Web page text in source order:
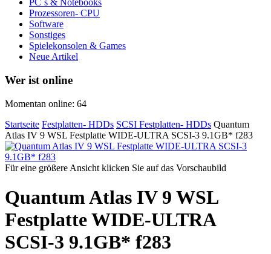
PC´s & Notebooks
Prozessoren- CPU
Software
Sonstiges
Spielekonsolen & Games
Neue Artikel
Wer ist online
Momentan online: 64
Startseite Festplatten- HDDs SCSI Festplatten- HDDs Quantum
Atlas IV 9 WSL Festplatte WIDE-ULTRA SCSI-3 9.1GB* f283
Für eine größere Ansicht klicken Sie auf das Vorschaubild
Quantum Atlas IV 9 WSL
Festplatte WIDE-ULTRA
SCSI-3 9.1GB* f283